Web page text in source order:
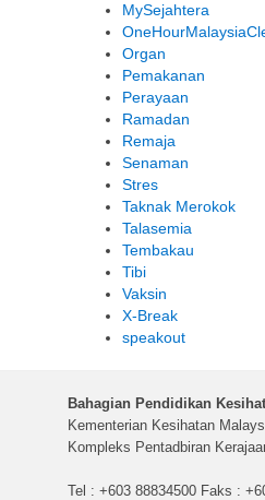
MySejahtera
Organ
Pemakanan
Perayaan
Ramadan
Remaja
Senaman
Stres
Taknak Merokok
Talasemia
Tembakau
Tibi
Vaksin
X-Break
speakout
Bahagian Pendidikan
Kementerian Kesihatan
Kompleks Pentadbiran
Tel : +603 88834500 Faks :